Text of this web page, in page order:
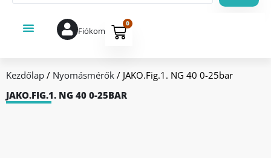
Fiókom
0
Kezdőlap / Nyomásmérők / JAKO.Fig.1. NG 40 0-25bar
JAKO.FIG.1. NG 40 0-25BAR